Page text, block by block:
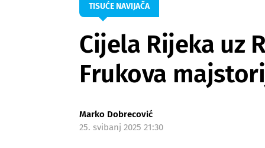
TISUĆE NAVIJAČA
Cijela Rijeka uz
Frukova
Marko Dobrecović
25. svibanj 2025 21:30